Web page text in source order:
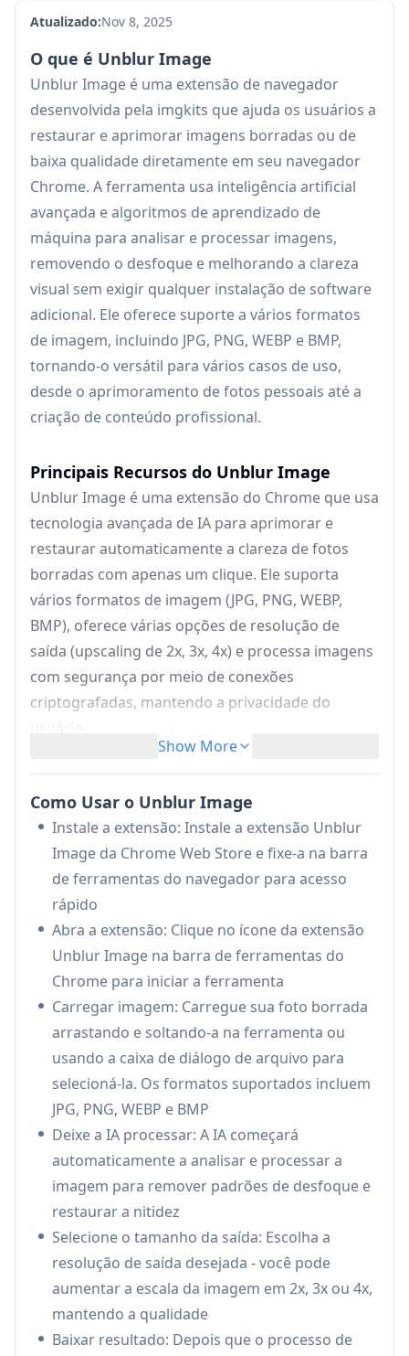
Atualizado:Nov 8, 2025
O que é Unblur Image
Unblur Image é uma extensão de navegador
desenvolvida pela imgkits que ajuda os usuários a
restaurar e aprimorar imagens borradas ou de
baixa qualidade diretamente em seu navegador
Chrome. A ferramenta usa inteligência artificial
avançada e algoritmos de aprendizado de
máquina para analisar e processar imagens,
removendo o desfoque e melhorando a clareza
visual sem exigir qualquer instalação de software
adicional. Ele oferece suporte a vários formatos
de imagem, incluindo JPG, PNG, WEBP e BMP,
tornando-o versátil para vários casos de uso,
desde o aprimoramento de fotos pessoais até a
criação de conteúdo profissional.
Principais Recursos do Unblur Image
Unblur Image é uma extensão do Chrome que usa
tecnologia avançada de IA para aprimorar e
restaurar automaticamente a clareza de fotos
borradas com apenas um clique. Ele suporta
vários formatos de imagem (JPG, PNG, WEBP,
BMP), oferece várias opções de resolução de
saída (upscaling de 2x, 3x, 4x) e processa imagens
com segurança por meio de conexões
criptografadas, mantendo a privacidade do
usuário.
Aprimoramento de IA com um Clique:
algoritmos avançados de IA e redes neurais de
aprendizado profundo para detectar e
remover automaticamente o desfoque de
imagens com um único clique
Múltiplas Opções de Resolução:Permite que
os usuários escolham a resolução de saída
com capacidades de upscaling de 2x, 3x ou 4x,
mantendo a qualidade da imagem
Processamento Baseado no Navegador:
Funciona diretamente no navegador Chrome,
sem exigir instalação de software adicional,
oferecendo funcionalidade conveniente de
arrastar e soltar
Processamento Seguro:
por meio de conexões criptografadas e
garante a privacidade do usuário com a
exclusão diária de imagens carregadas
Casos de Uso do Unblur Image
Aprimoramento Acadêmico: Alunos e
educadores podem melhorar a clareza de
páginas de livros didáticos digitalizados, slides
de palestras e materiais de estudo
Show More
Como Usar o Unblur Image
Instale a extensão: Instale a extensão Unblur
Image da Chrome Web Store e fixe-a na barra
de ferramentas do navegador para acesso
rápido
Abra a extensão: Clique no ícone da extensão
Unblur Image na barra de ferramentas do
Chrome para iniciar a ferramenta
Carregar imagem: Carregue sua foto borrada
arrastando e soltando-a na ferramenta ou
usando a caixa de diálogo de arquivo para
selecioná-la. Os formatos suportados incluem
JPG, PNG, WEBP e BMP
Deixe a IA processar: A IA começará
automaticamente a analisar e processar a
imagem para remover padrões de desfoque e
restaurar a nitidez
Selecione o tamanho da saída: Escolha a
resolução de saída desejada - você pode
aumentar a escala da imagem em 2x, 3x ou 4x,
mantendo a qualidade
Baixar resultado: Depois que o processo de